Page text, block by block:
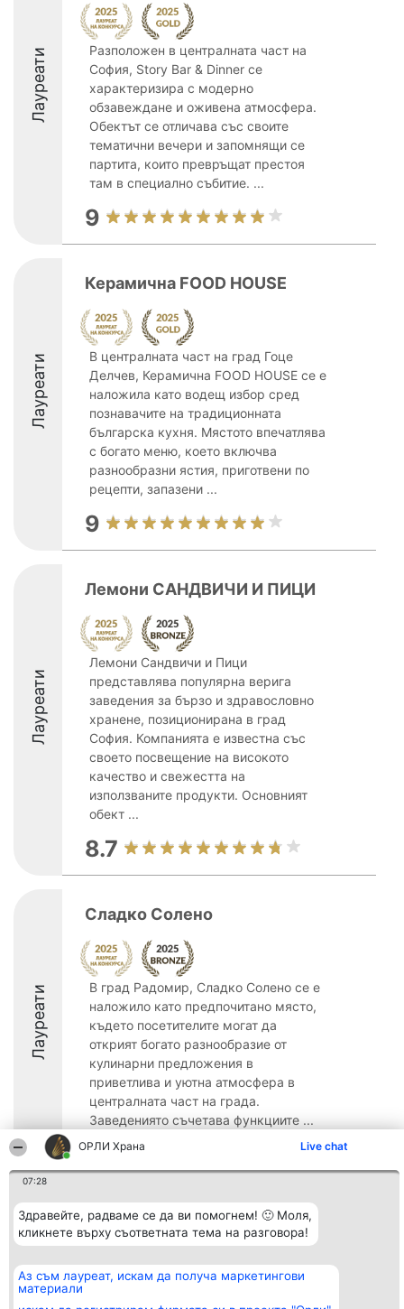
ОРЛИ Храна Live chat
07:28
Здравейте, радваме се да ви помогнем! 🙂 Моля,
кликнете върху съответната тема на разговора!
Аз съм лауреат, искам да получа маркетингови
материали
Лауреати
Разположен в централната част на
София, Story Bar & Dinner се
характеризира с модерно
обзавеждане и оживена атмосфера.
Обектът се отличава със своите
тематични вечери и запомнящи се
партита, които превръщат престоя
там в специално събитие. ...
9
Лауреати
Керамична FOOD HOUSE
В централната част на град Гоце
Делчев, Керамична FOOD HOUSE се е
наложила като водещ избор сред
познавачите на традиционната
българска кухня. Мястото впечатлява
с богато меню, което включва
разнообразни ястия, приготвени по
рецепти, запазени ...
9
Лауреати
Лемони САНДВИЧИ И ПИЦИ
Лемони Сандвичи и Пици
представлява популярна верига
заведения за бързо и здравословно
хранене, позиционирана в град
София. Компанията е известна със
своето посвещение на високото
качество и свежестта на
използваните продукти. Основният
обект ...
8.7
Лауреати
Сладко Солено
В град Радомир, Сладко Солено се е
наложило като предпочитано място,
където посетителите могат да
открият богато разнообразие от
кулинарни предложения в
приветлива и уютна атмосфера в
централната част на града.
Заведениято съчетава функциите ...
8.7
Организатор на
класиране
Beautiful Company S.R.L.
Sus Nr. 2, Bl. A30, Sc. A, Et.
4, Ap. 13
București 53-238
Класация
Победители
Списък на
победители
Правила
Контакти
Контакти